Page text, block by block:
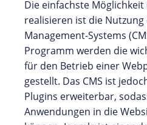
Die einfachste
realisieren ist die
Management-Systems
Programm werden die
für den Betrieb einer
gestellt. Das CMS ist
Plugins erweiterbar,
Anwendungen in die